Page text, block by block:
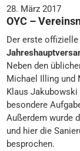
28. März 2017
OYC –
Der erste
Neben den
Michael Illing und
Klaus
besondere
Außerdem wurde
und hier die
besprochen.